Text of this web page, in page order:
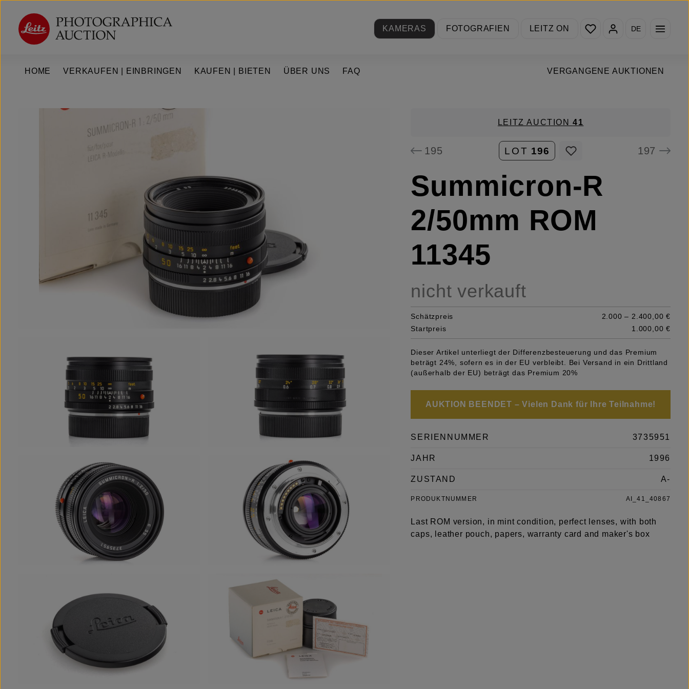
Hauptinhalt springen
Zur Hauptnavigation springen
KAMERAS
FOTOGRAFIEN LEITZ ON
Du hast 0 Produkte auf
DE
HOME VERGANGENE AUKTIONEN
VERKAUFEN | EINBRINGEN KAUFEN | BIETEN ÜBER UNS FAQ
LEITZ AUCTION41
195 LOT 196 197
Summicron-R
2/50mm ROM
11345
nicht verkauft
Schätzpreis
2.000 – 2.400,00 €
Startpreis
1.000,00 €
Dieser Artikel unterliegt der Differenzbesteuerung und das Premium
beträgt 24%, sofern es in der EU verbleibt. Bei Versand in ein Drittland
(außerhalb der EU) beträgt das Premium 20%
AUKTION BEENDET – Vielen Dank für Ihre Teilnahme!
SERIENNUMMER 3735951
JAHR 1996
ZUSTAND A-
PRODUKTNUMMER AI_41_40867
Last ROM version, in mint condition, perfect lenses, with both
caps, leather pouch, papers, warranty card and maker's box